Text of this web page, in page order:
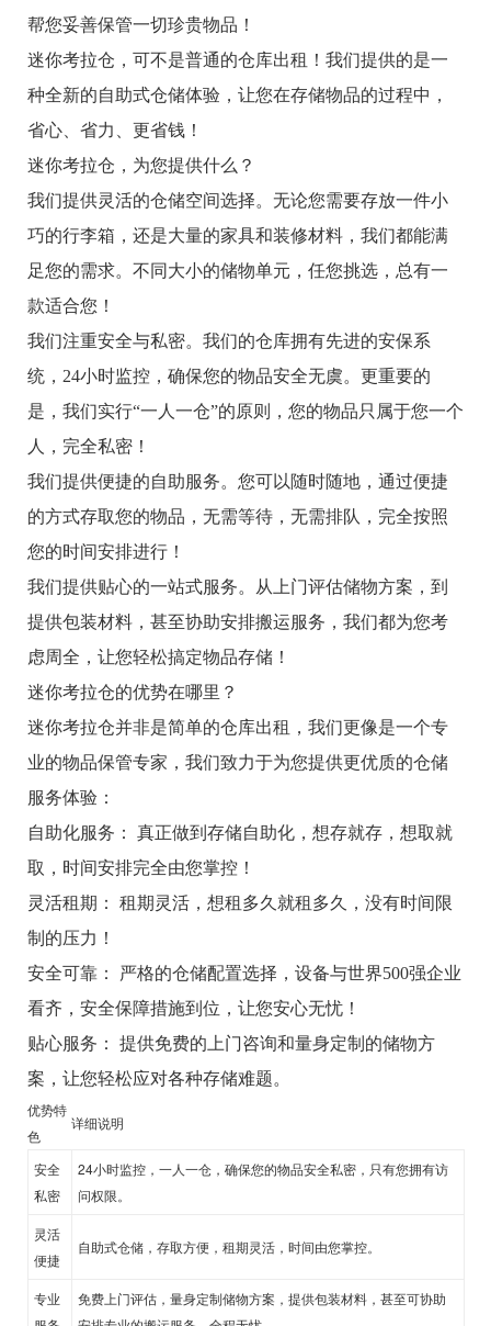
帮您妥善保管一切珍贵物品！
迷你考拉仓，可不是普通的仓库出租！我们提供的是一
种全新的自助式仓储体验，让您在存储物品的过程中，
省心、省力、更省钱！
迷你考拉仓，为您提供什么？
我们提供灵活的仓储空间选择。无论您需要存放一件小
巧的行李箱，还是大量的家具和装修材料，我们都能满
足您的需求。不同大小的储物单元，任您挑选，总有一
款适合您！
我们注重安全与私密。我们的仓库拥有先进的安保系
统，24小时监控，确保您的物品安全无虞。更重要的
是，我们实行“一人一仓”的原则，您的物品只属于您一个
人，完全私密！
我们提供便捷的自助服务。您可以随时随地，通过便捷
的方式存取您的物品，无需等待，无需排队，完全按照
您的时间安排进行！
我们提供贴心的一站式服务。从上门评估储物方案，到
提供包装材料，甚至协助安排搬运服务，我们都为您考
虑周全，让您轻松搞定物品存储！
迷你考拉仓的优势在哪里？
迷你考拉仓并非是简单的仓库出租，我们更像是一个专
业的物品保管专家，我们致力于为您提供更优质的仓储
服务体验：
自助化服务： 真正做到存储自助化，想存就存，想取就
取，时间安排完全由您掌控！
灵活租期： 租期灵活，想租多久就租多久，没有时间限
制的压力！
安全可靠： 严格的仓储配置选择，设备与世界500强企业
看齐，安全保障措施到位，让您安心无忧！
贴心服务： 提供免费的上门咨询和量身定制的储物方
案，让您轻松应对各种存储难题。
优势特
色
详细说明
安全
私密
24小时监控，一人一仓，确保您的物品安全私密，只有您拥有访
问权限。
灵活
便捷
自助式仓储，存取方便，租期灵活，时间由您掌控。
专业
免费上门评估，量身定制储物方案，提供包装材料，甚至可协助